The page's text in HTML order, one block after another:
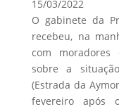
15/03/2022
O gabinete da
recebeu, na
com moradores
sobre a
(Estrada da
fevereiro após